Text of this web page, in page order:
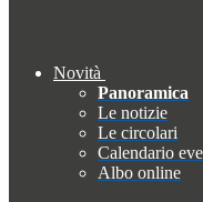
Novità
Panoramica
Le notizie
Le circolari
Calendario
Albo online